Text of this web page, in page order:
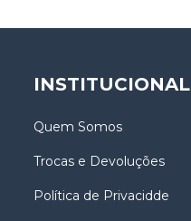
INSTITUCIONAL
Quem Somos
Trocas e Devoluções
Política de Privacidde